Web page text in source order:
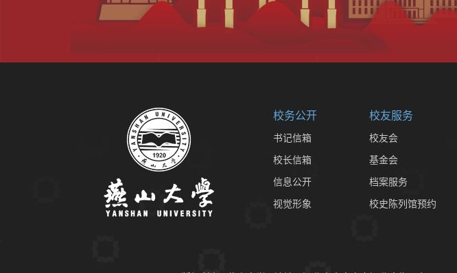
校务公开
书记信箱
校长信箱
信息公开
视觉形象
校友服务
校友会
基金会
档案服务
校史陈列馆预约